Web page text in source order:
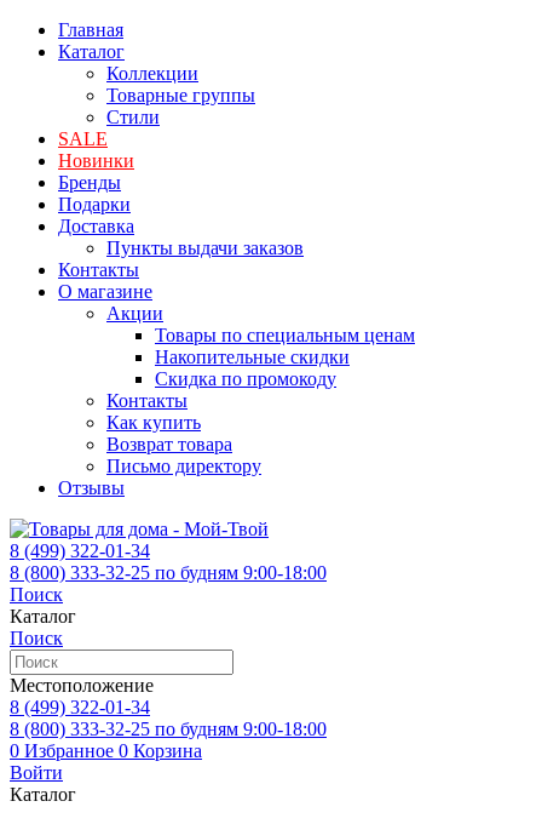
Главная
Каталог
Коллекции
Товарные группы
Стили
SALE
Новинки
Бренды
Подарки
Доставка
Пункты выдачи заказов
Контакты
О магазине
Акции
Товары по специальным ценам
Накопительные скидки
Скидка по промокоду
Контакты
Как купить
Возврат товара
Письмо директору
Отзывы
8 (499) 322-01-34
8 (800) 333-32-25 по будням 9:00-18:00
Поиск
Каталог
Поиск
Местоположение
8 (499) 322-01-34
8 (800) 333-32-25 по будням 9:00-18:00
0 Избранное 0 Корзина
Войти
Каталог